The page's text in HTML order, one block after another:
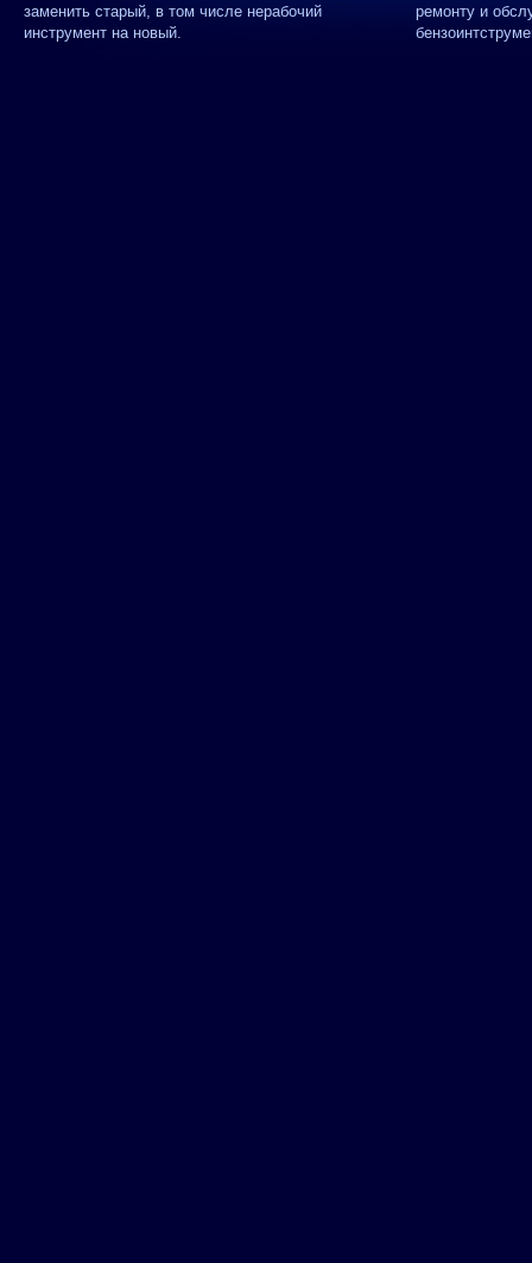
заменить старый, в том числе нерабочий
инструмент на новый.
ремонту и